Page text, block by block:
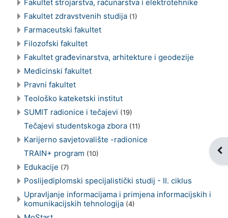
Fakultet strojarstva, računarstva i elektrotehnike
Fakultet zdravstvenih studija (1)
Farmaceutski fakultet
Filozofski fakultet
Fakultet građevinarstva, arhitekture i geodezije
Medicinski fakultet
Pravni fakultet
Teološko kateketski institut
SUMIT radionice i tečajevi (19)
Tečajevi studentskoga zbora (11)
Karijerno savjetovalište -radionice
TRAIN+ program (10)
Edukacije (7)
Poslijediplomski specijalistički studij - II. ciklus
Upravljanje informacijama i primjena informacijskih i
komunikacijskih tehnologija (4)